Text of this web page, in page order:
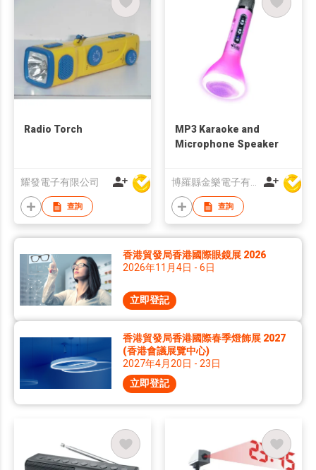
Radio Torch
耀發電子有限公司
查詢
MP3 Karaoke and
Microphone Speaker
博羅縣金樂電子有限公司
查詢
香港貿發局香港國際眼鏡展 2026
2026年11月4日 - 6日
立即登記
香港貿發局香港國際春季燈飾展 2027
(香港會議展覽中心)
2027年4月20日 - 23日
立即登記